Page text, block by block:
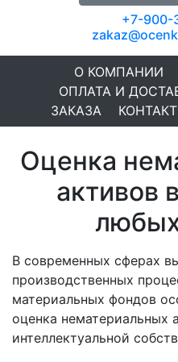
+7-900-
О КОМПАНИИ
ОПЛАТА И
ЗАКАЗА
Оценка
активов
В современных сферах
производственных
материальных фондов
оценка нематериальных
интеллектуальной